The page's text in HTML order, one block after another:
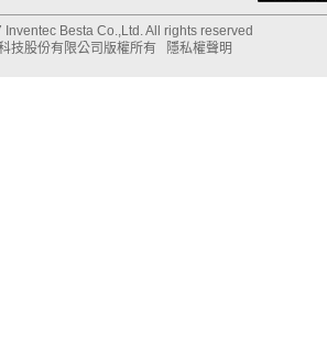
Inventec Besta Co.,Ltd. All rights reserved
技股份有限公司版權所有
隱私權聲明